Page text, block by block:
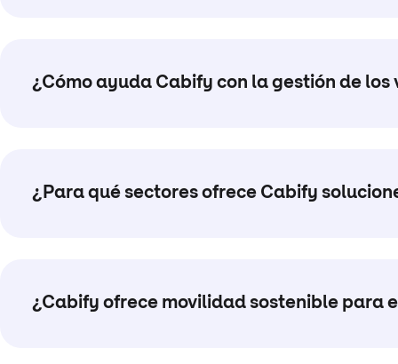
¿Cómo ayuda Cabify con la gestión de los
¿Para qué sectores ofrece Cabify
¿Cabify ofrece movilidad sostenible para